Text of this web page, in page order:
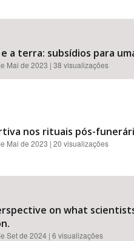
a terra: subsídios para
Mai de 2023 | 38 visualizações
nos rituais pós-
Mai de 2023 | 20 visualizações
on what
Set de 2024 | 6 visualizações